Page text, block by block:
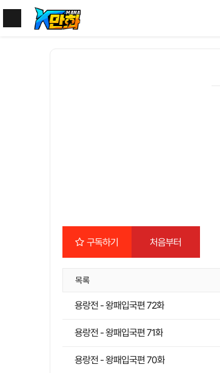
구독하기 처음부터
목록
용랑전 - 왕패입국편 72화
용랑전 - 왕패입국편 71화
용랑전 - 왕패입국편 70화